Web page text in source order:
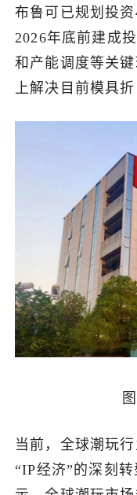
布鲁可已规划投
2026年底前建成
和产能调度等关
上解决目前模具
当前，全球潮玩
“IP经济”的深刻